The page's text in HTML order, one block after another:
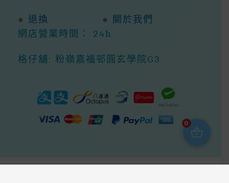
● 退換 ●
關於我們
網店營業時間： 24h
格仔舖: 粉嶺嘉福邨圓玄學院G3
0